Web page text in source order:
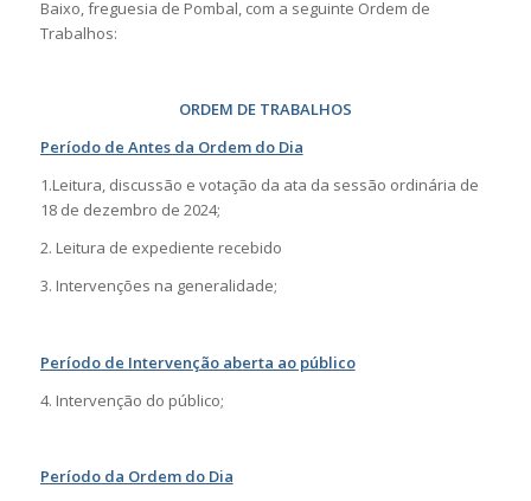
Baixo, freguesia de Pombal, com a seguinte Ordem de
Trabalhos:
ORDEM DE TRABALHOS
Período de Antes da Ordem do Dia
1.Leitura, discussão e votação da ata da sessão ordinária de
18 de dezembro de 2024;
2. Leitura de expediente recebido
3. Intervenções na generalidade;
Período de Intervenção aberta ao público
4. Intervenção do público;
Período da Ordem do Dia